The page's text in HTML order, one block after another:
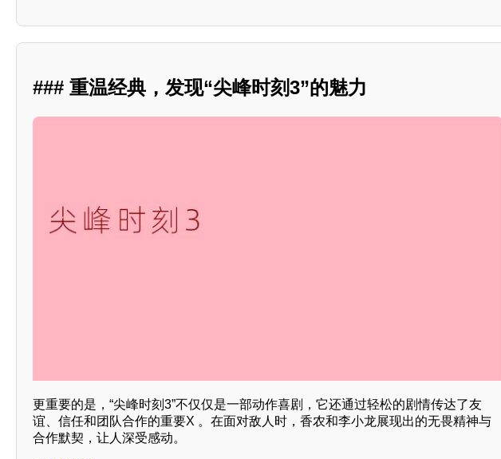
### 重温经典，发现“尖峰时刻3”的魅力
更重要的是，“尖峰时刻3”不仅仅是一部动作喜剧，它还通过轻松的剧情传达了友
谊、信任和团队合作的重要X 。在面对敌人时，香农和李小龙展现出的无畏精神与
合作默契，让人深受感动。